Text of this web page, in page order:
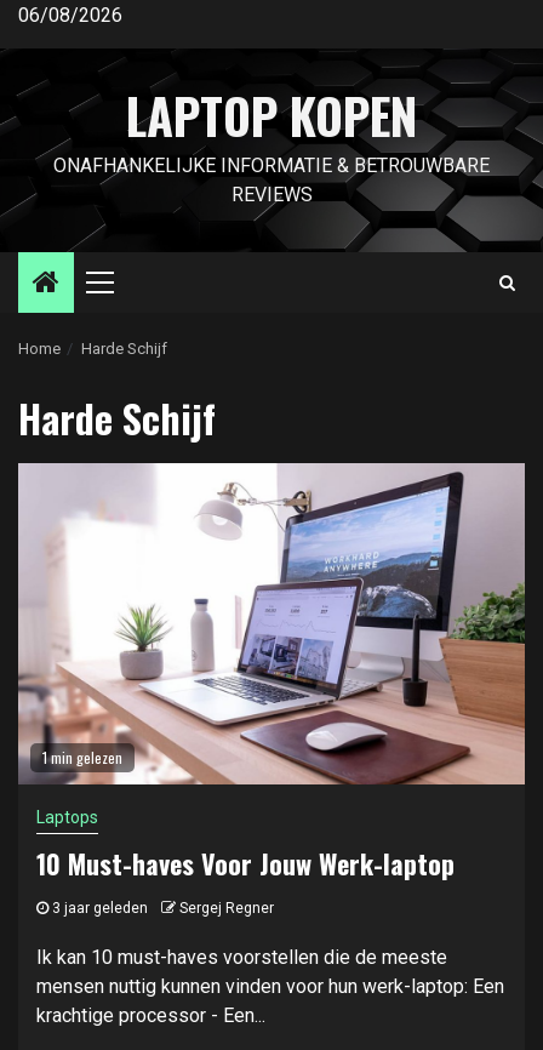
Ga
inhoud
06/08/2026
LAPTOP KOPEN
ONAFHANKELIJKE INFORMATIE & BETROUWBARE
REVIEWS
Primair
Home Harde Schijf
Harde Schijf
1 min gelezen
Laptops
10 Must-haves Voor Jouw Werk-laptop
3 jaar geleden Sergej Regner
Ik kan 10 must-haves voorstellen die de meeste
mensen nuttig kunnen vinden voor hun werk-laptop: Een
krachtige processor - Een...